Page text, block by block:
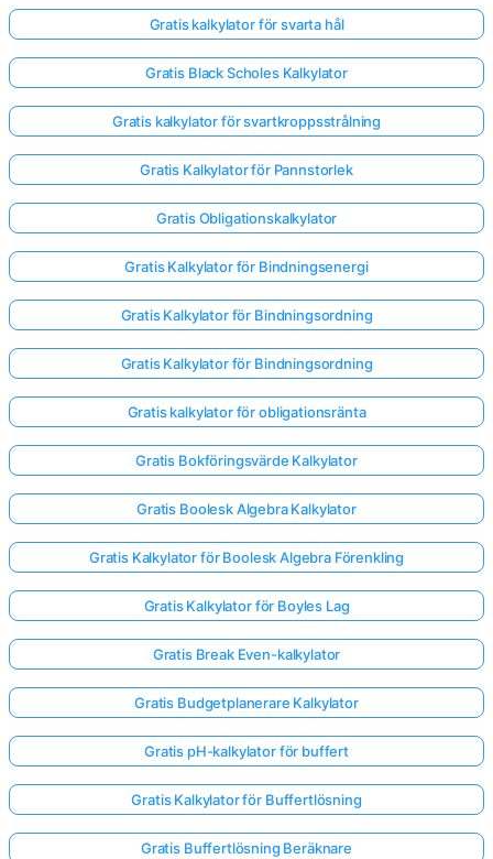
Gratis kalkylator för svarta hål
Gratis Black Scholes Kalkylator
Gratis kalkylator för svartkroppsstrålning
Gratis Kalkylator för Pannstorlek
Gratis Obligationskalkylator
Gratis Kalkylator för Bindningsenergi
Gratis Kalkylator för Bindningsordning
Gratis Kalkylator för Bindningsordning
Gratis kalkylator för obligationsränta
Gratis Bokföringsvärde Kalkylator
Gratis Boolesk Algebra Kalkylator
Gratis Kalkylator för Boolesk Algebra Förenkling
Gratis Kalkylator för Boyles Lag
Gratis Break Even-kalkylator
Gratis Budgetplanerare Kalkylator
Gratis pH-kalkylator för buffert
Gratis Kalkylator för Buffertlösning
Gratis Buffertlösning Beräknare